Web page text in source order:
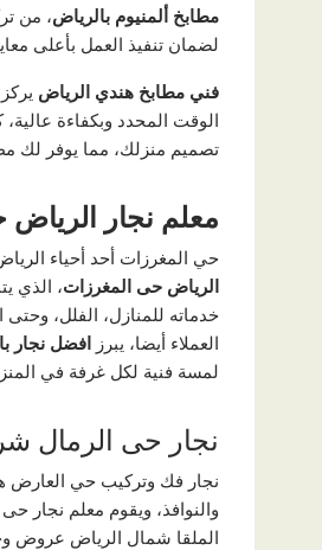
مطابخ ألمنيوم بالرياض، من
لضمان تنفيذ العمل بأعلى
فني مطابخ هندي الرياض يركز
الوقت المحدد وبكفاءة
تصميم منزلك، مما يوفر لك
معلم نجار
حي المغرزات أحد أحياء
الرياض حى المغرزات، الذي
خدماته للمنازل، الفلل،
العملاء أيضا، يبرز افضل نجار
لمسة فنية لكل غرفة في
نجار حى الرمال
نجار فك وتركيب حي العارض
والنوافذ، ويقوم معلم نجار
الملقا شمال الرياض عروض